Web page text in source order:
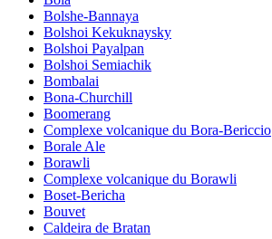
Bolshe-Bannaya
Bolshoi Kekuknaysky
Bolshoi Payalpan
Bolshoi Semiachik
Bombalai
Bona-Churchill
Boomerang
Complexe volcanique du Bora-Bericcio
Borale Ale
Borawli
Complexe volcanique du Borawli
Boset-Bericha
Bouvet
Caldeira de Bratan